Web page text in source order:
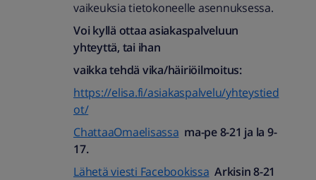
vaikeuksia tietokoneelle asennuksessa.
Voi kyllä ottaa asiakaspalveluun
yhteyttä, tai ihan
vaikka tehdä vika/häiriöilmoitus:
https://elisa.fi/asiakaspalvelu/yhteystied
ot/
ChattaaOmaelisassa ma-pe 8-21 ja la 9-
17.
Lähetä viesti Facebookissa Arkisin 8-21